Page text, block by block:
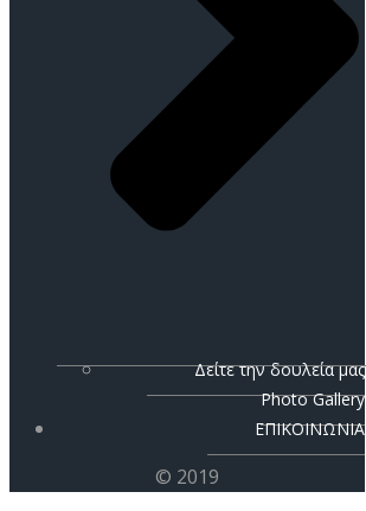
Δείτε την δουλεία μας
Photo Gallery
ΕΠΙΚΟΙΝΩΝΙΑ
© 2019